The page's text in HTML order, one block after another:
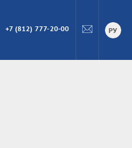
ПОИСК
+7 (812) 777-20-00 РУ